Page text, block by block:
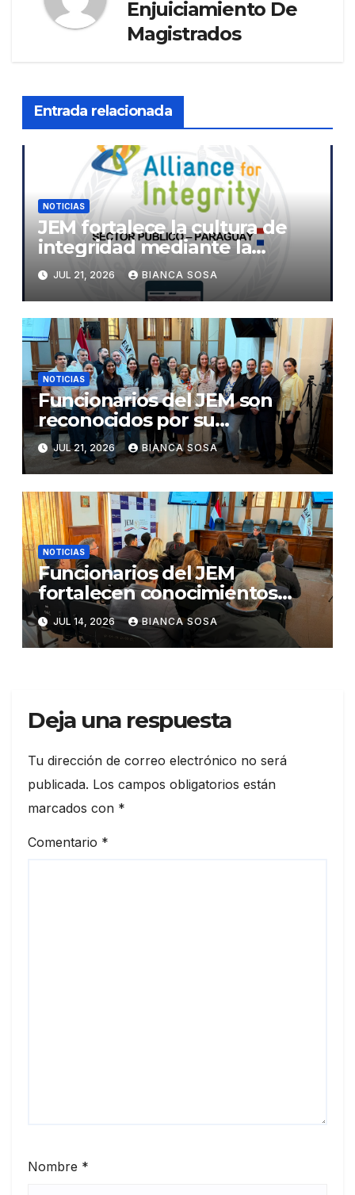
Enjuiciamiento De
Magistrados
Entrada relacionada
NOTICIAS
JEM fortalece la cultura de
integridad mediante la
implementación de la
herramienta de diagnóstico
«The Integrity App»
JUL 21, 2026 BIANCA SOSA
NOTICIAS
Funcionarios del JEM son
reconocidos por su
participación en el concurso
«Lemas sobre Ética e
Integridad Institucional»
JUL 21, 2026 BIANCA SOSA
NOTICIAS
Funcionarios del JEM
fortalecen conocimientos
sobre administración de
contratos públicos
JUL 14, 2026 BIANCA SOSA
Deja una respuesta
Tu dirección de correo electrónico no será
publicada. Los campos obligatorios están
marcados con *
Comentario *
Nombre *